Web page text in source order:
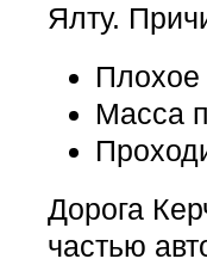
Ялту.
Плохое
Масса
Дорога
частью